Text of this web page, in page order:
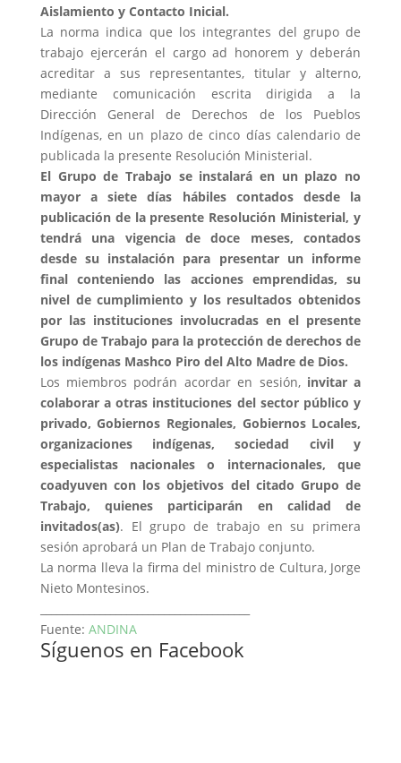
Aislamiento y Contacto Inicial.
La norma indica que los integrantes del grupo de
trabajo ejercerán el cargo ad honorem y deberán
acreditar a sus representantes, titular y alterno,
mediante comunicación escrita dirigida a la
Dirección General de Derechos de los Pueblos
Indígenas, en un plazo de cinco días calendario de
publicada la presente Resolución Ministerial.
El Grupo de Trabajo se instalará en un plazo no
mayor a siete días hábiles contados desde la
publicación de la presente Resolución Ministerial, y
tendrá una vigencia de doce meses, contados
desde su instalación para presentar un informe
final conteniendo las acciones emprendidas, su
nivel de cumplimiento y los resultados obtenidos
por las instituciones involucradas en el presente
Grupo de Trabajo para la protección de derechos de
los indígenas Mashco Piro del Alto Madre de Dios.
Los miembros podrán acordar en sesión, invitar a
colaborar a otras instituciones del sector público y
privado, Gobiernos Regionales, Gobiernos Locales,
organizaciones indígenas, sociedad civil y
especialistas nacionales o internacionales, que
coadyuven con los objetivos del citado Grupo de
Trabajo, quienes participarán en calidad de
invitados(as). El grupo de trabajo en su primera
sesión aprobará un Plan de Trabajo conjunto.
La norma lleva la firma del ministro de Cultura, Jorge
Nieto Montesinos.
Fuente: ANDINA
Síguenos en Facebook